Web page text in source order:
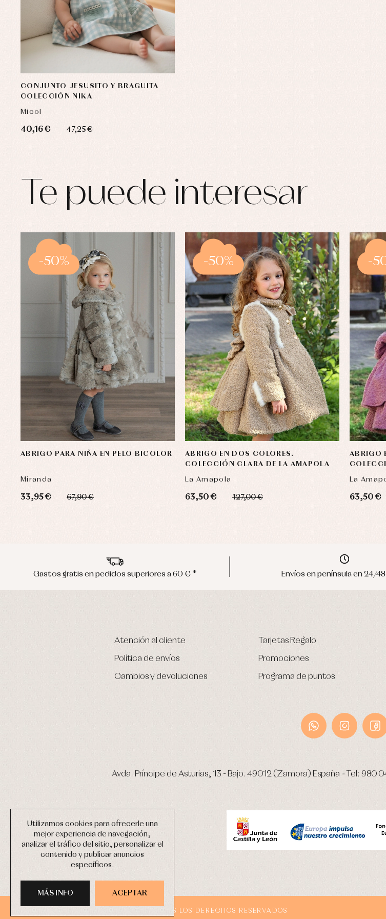
Utilizamos cookies para ofrecerle una
mejor experiencia de navegación,
analizar el tráfico del sitio, personalizar el
contenido y publicar anuncios
específicos.
ACEPTAR
MÁS INFO
CONJUNTO JESUSITO Y BRAGUITA
COLECCIÓN NIKA
Micol
40,16 € 47,25 €
Te puede interesar
ABRIGO PARA NIÑA EN PELO BICOLOR
Miranda
33,95 € 67,90 €
-50%
ABRIGO EN DOS COLORES.
COLECCIÓN CLARA DE LA AMAPOLA
La Amapola
63,50 € 127,00 €
-50%
ABRIGO
La
63,50 €
-
Gastos gratis en pedidos superiores a 60 € * Envíos en península en 24/
Atención al cliente
Política de envíos
Cambios y devoluciones
Tarjetas Regalo
Promociones
Programa de puntos
Avda. Príncipe de Asturias, 13 - Bajo. 49012 (Zamora) España -Tel: 980
TODOS LOS DERECHOS RESERVADOS